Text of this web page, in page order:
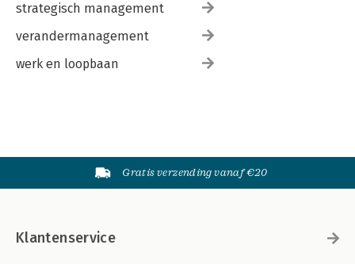
strategisch management
verandermanagement
werk en loopbaan
Gratis verzending vanaf €20
Klantenservice